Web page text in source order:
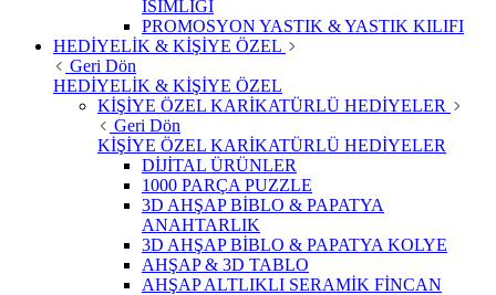
İSİMLİĞİ
PROMOSYON YASTIK & YASTIK KILIFI
HEDİYELİK & KİŞİYE ÖZEL
Geri Dön
HEDİYELİK & KİŞİYE ÖZEL
KİŞİYE ÖZEL KARİKATÜRLÜ HEDİYELER
Geri Dön
KİŞİYE ÖZEL KARİKATÜRLÜ HEDİYELER
DİJİTAL ÜRÜNLER
1000 PARÇA PUZZLE
3D AHŞAP BİBLO & PAPATYA
ANAHTARLIK
3D AHŞAP BİBLO & PAPATYA KOLYE
AHŞAP & 3D TABLO
AHŞAP ALTLIKLI SERAMİK FİNCAN